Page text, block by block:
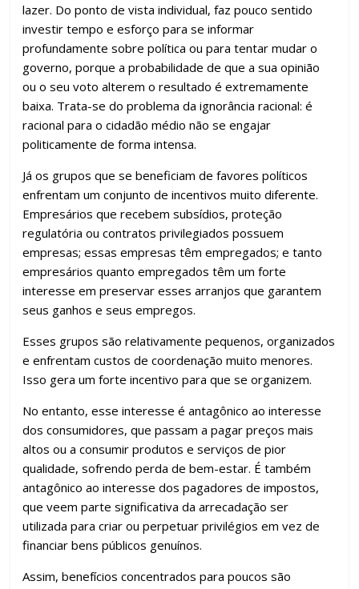
lazer. Do ponto de vista individual, faz pouco sentido
investir tempo e esforço para se informar
profundamente sobre política ou para tentar mudar o
governo, porque a probabilidade de que a sua opinião
ou o seu voto alterem o resultado é extremamente
baixa. Trata-se do problema da ignorância racional: é
racional para o cidadão médio não se engajar
politicamente de forma intensa.
Já os grupos que se beneficiam de favores políticos
enfrentam um conjunto de incentivos muito diferente.
Empresários que recebem subsídios, proteção
regulatória ou contratos privilegiados possuem
empresas; essas empresas têm empregados; e tanto
empresários quanto empregados têm um forte
interesse em preservar esses arranjos que garantem
seus ganhos e seus empregos.
Esses grupos são relativamente pequenos, organizados
e enfrentam custos de coordenação muito menores.
Isso gera um forte incentivo para que se organizem.
No entanto, esse interesse é antagônico ao interesse
dos consumidores, que passam a pagar preços mais
altos ou a consumir produtos e serviços de pior
qualidade, sofrendo perda de bem-estar. É também
antagônico ao interesse dos pagadores de impostos,
que veem parte significativa da arrecadação ser
utilizada para criar ou perpetuar privilégios em vez de
financiar bens públicos genuínos.
Assim, benefícios concentrados para poucos são